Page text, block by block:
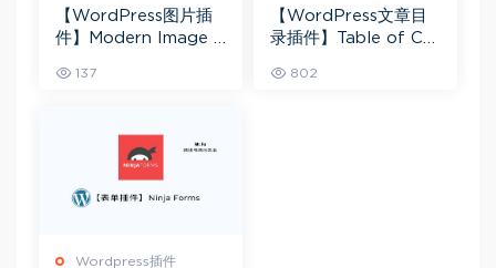
【WordPress图片插
件】Modern Image F
为AVIF或Webp
137
【WordPress文章目
录插件】Table of Co
802
Wordpress插件